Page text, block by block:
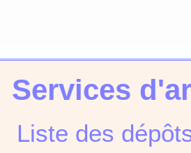
Services
Liste des